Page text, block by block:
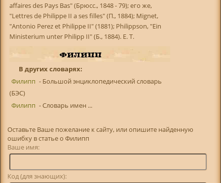
affaires des Pays Bas" (Брюсс., 1848 - 79); его же,
"Lettres de Philippe II a ses filles" (П., 1884); Mignet,
"Antonio Perez et Philippe II" (1881); Philippson, "Ein
Ministerium unter Philipp II" (Б., 1884). Е. Т.
В других словарях:
Филипп - Большой энциклопедический словарь
(БЭС)
Филипп - Словарь имен ...
Оставьте Ваше пожелание к сайту, или опишите найденную
ошибку в статье о Филипп
Ваше имя:
Код (для знающих):